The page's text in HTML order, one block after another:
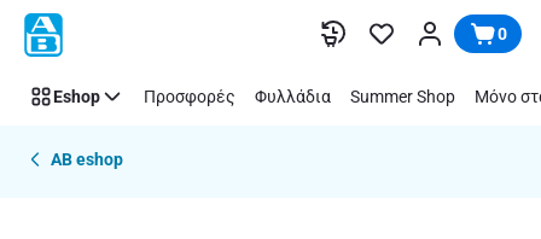
Παράλειψη 0
Eshop Προσφορές Φυλλάδια Summer Shop Μόνο
AB eshop